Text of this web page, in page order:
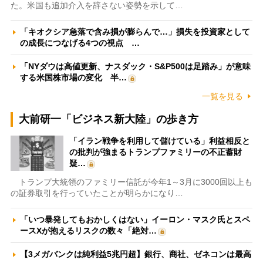
た。米国も追加介入を辞さない姿勢を示して…
「キオクシア急落で含み損が膨らんで…」損失を投資家として
の成長につなげる4つの視点 …
「NYダウは高値更新、ナスダック・S&P500は足踏み」が意味
する米国株市場の変化 半…
一覧を見る
大前研一「ビジネス新大陸」の歩き方
「イラン戦争を利用して儲けている」利益相反と
の批判が強まるトランプファミリーの不正蓄財
疑…
トランプ大統領のファミリー信託が今年1～3月に3000回以上も
の証券取引を行っていたことが明らかになり…
「いつ暴発してもおかしくはない」イーロン・マスク氏とスペ
ースXが抱えるリスクの数々「絶対…
【3メガバンクは純利益5兆円超】銀行、商社、ゼネコンは最高